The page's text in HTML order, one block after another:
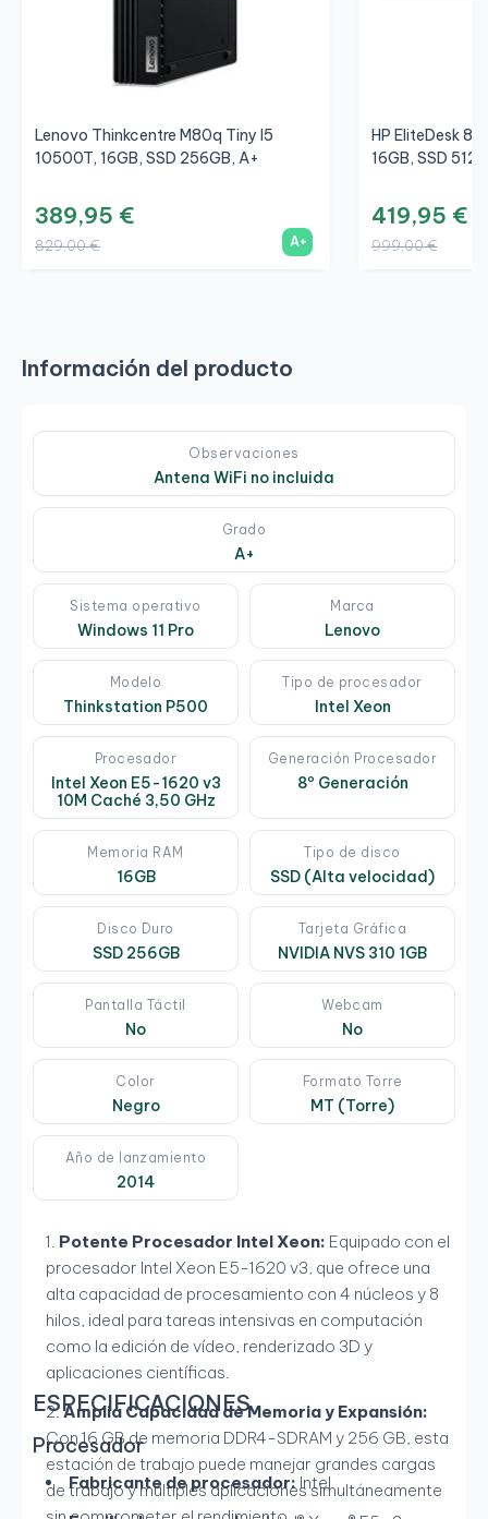
Lenovo Thinkcentre M80q Tiny I5
10500T, 16GB, SSD 256GB, A+
389,95 €
829,00 € A+
HP EliteDesk
16GB, SSD
419,95 €
999,00 €
Información del producto
Observaciones
Antena WiFi no incluida
Grado
A+
Sistema operativo
Windows 11 Pro
Marca
Lenovo
Modelo
Thinkstation P500
Tipo de procesador
Intel Xeon
Procesador
Intel Xeon E5-1620 v3
10M Caché 3,50 GHz
Generación Procesador
8º Generación
Memoria RAM
16GB
Tipo de disco
SSD (Alta velocidad)
Disco Duro
SSD 256GB
Tarjeta Gráfica
NVIDIA NVS 310 1GB
Pantalla Táctil
No
Webcam
No
Color
Negro
Formato Torre
MT (Torre)
Año de lanzamiento
2014
Potente Procesador Intel Xeon: Equipado con el
procesador Intel Xeon E5-1620 v3, que ofrece una
alta capacidad de procesamiento con 4 núcleos y 8
hilos, ideal para tareas intensivas en computación
como la edición de vídeo, renderizado 3D y
aplicaciones científicas.
Amplia Capacidad de Memoria y Expansión:
Con 16 GB de memoria DDR4-SDRAM y 256 GB, esta
estación de trabajo puede manejar grandes cargas
de trabajo y múltiples aplicaciones simultáneamente
ESPECIFICACIONES
Procesador
Fabricante de procesador:Intel